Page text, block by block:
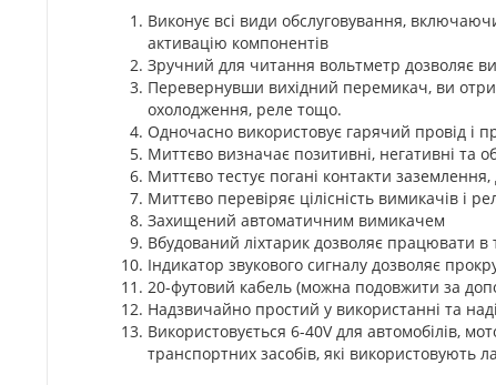
Виконує всі види обслуговування,
активацію компонентів
Зручний для читання вольтметр дозволяє
Перевернувши вихідний перемикач, ви
охолодження, реле тощо.
Одночасно використовує гарячий провід і
Миттєво визначає позитивні, негативні та
Миттєво тестує погані контакти
Миттєво перевіряє цілісність вимикачів і
Захищений автоматичним вимикачем
Вбудований ліхтарик дозволяє працювати в
Індикатор звукового сигналу дозволяє
20-футовий кабель (можна подовжити за
Надзвичайно простий у використанні та
Використовується 6-40V для автомобілів,
транспортних засобів, які використовують